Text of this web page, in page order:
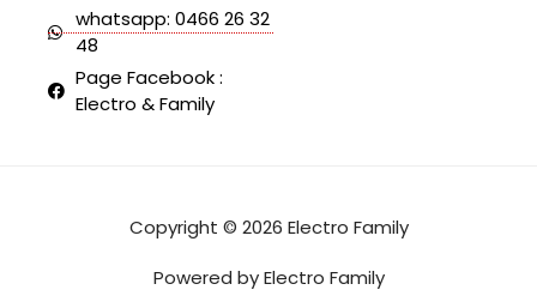
whatsapp: 0466 26 32
48
Page Facebook :
Electro & Family
Copyright © 2026 Electro Family
Powered by Electro Family